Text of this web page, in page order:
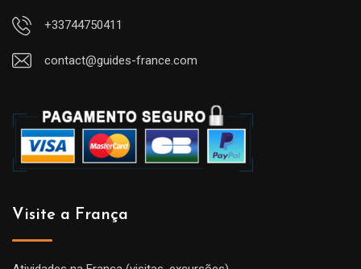
+33744750411
contact@guides-france.com
Visite a França